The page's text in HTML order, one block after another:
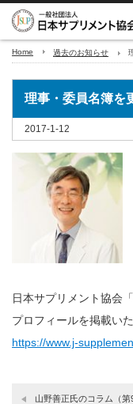
Home 過去のお知らせ
理事・委員名簿を
2017-1-12
日本サプリメント協会
プロフィールを掲載いた
https://www.j-
山野善正氏のコラム（